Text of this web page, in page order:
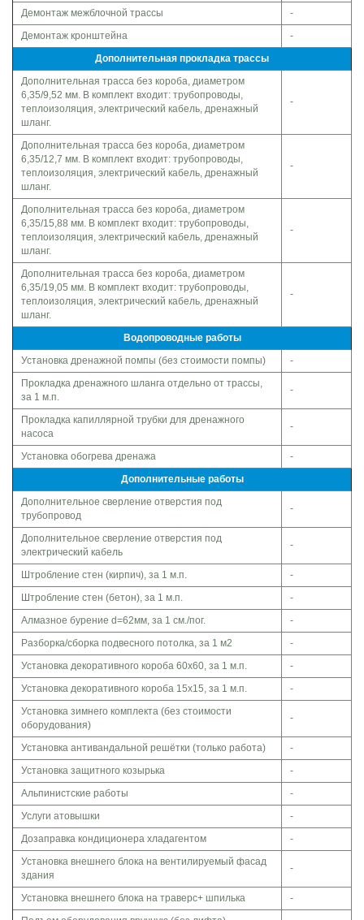
Демонтаж межблочной трассы
-
Демонтаж кронштейна
-
Дополнительная прокладка трассы
Дополнительная трасса без короба, диаметром
6,35/9,52 мм. В комплект входит: трубопроводы,
теплоизоляция, электрический кабель, дренажный
шланг.
-
Дополнительная трасса без короба, диаметром
6,35/12,7 мм. В комплект входит: трубопроводы,
теплоизоляция, электрический кабель, дренажный
шланг.
-
Дополнительная трасса без короба, диаметром
6,35/15,88 мм. В комплект входит: трубопроводы,
теплоизоляция, электрический кабель, дренажный
шланг.
-
Дополнительная трасса без короба, диаметром
6,35/19,05 мм. В комплект входит: трубопроводы,
теплоизоляция, электрический кабель, дренажный
шланг.
-
Водопроводные работы
Установка дренажной помпы (без стоимости помпы)
-
Прокладка дренажного шланга отдельно от трассы,
за 1 м.п.
-
Прокладка капиллярной трубки для дренажного
насоса
-
Установка обогрева дренажа
-
Дополнительные работы
Дополнительное сверление отверстия под
трубопровод
-
Дополнительное сверление отверстия под
электрический кабель
-
Штробление стен (кирпич), за 1 м.п.
-
Штробление стен (бетон), за 1 м.п.
-
Алмазное бурение d=62мм, за 1 см./пог.
-
Разборка/сборка подвесного потолка, за 1 м2
-
Установка декоративного короба 60х60, за 1 м.п.
-
Установка декоративного короба 15х15, за 1 м.п.
-
Установка зимнего комплекта (без стоимости
оборудования)
-
Установка антивандальной решётки (только работа)
-
Установка защитного козырька
-
Альпинистские работы
-
Услуги атовышки
-
Дозаправка кондиционера хладагентом
-
Установка внешнего блока на вентилируемый фасад
здания
-
Установка внешнего блока на траверс+ шпилька
-